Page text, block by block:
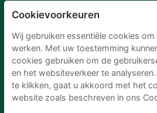
Cookievoorkeuren
Wij gebruiken essentiële cookies
werken. Met uw toestemming
cookies gebruiken om de
en het websiteverkeer te
te klikken, gaat u akkoord met het
website zoals beschreven in ons
Affiliates
Algemene voorwaarden
Privacybeleid
Toestemmingsvoorkeuren
Automobilisten
Hoe werkt het